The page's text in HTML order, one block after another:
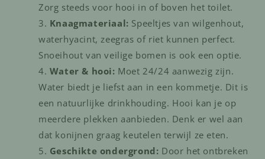
Zorg steeds voor hooi in of boven het toilet.
Knaagmateriaal: Speeltjes van wilgenhout,
waterhyacint, zeegras of riet kunnen perfect.
Snoeihout van veilige bomen is ook een optie.
Water & hooi: Moet 24/24 aanwezig zijn.
Water biedt je liefst aan in een kommetje. Dit is
een natuurlijke drinkhouding. Hooi kan je op
meerdere plekken aanbieden. Denk er wel aan
dat konijnen graag keutelen terwijl ze eten.
Geschikte ondergrond: Door het ontbreken